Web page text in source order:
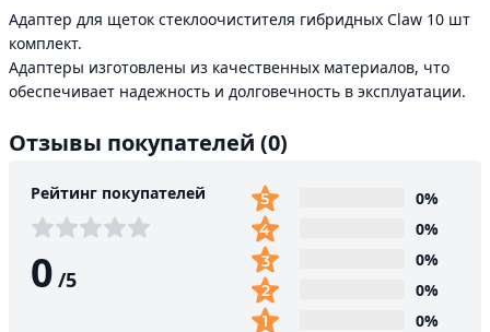
Адаптер для щеток стеклоочистителя гибридных Claw 10 шт
комплект.
Адаптеры изготовлены из качественных материалов, что
обеспечивает надежность и долговечность в эксплуатации.
Отзывы покупателей (0)
Рейтинг покупателей
0 /5
0%
0%
0%
0%
0%